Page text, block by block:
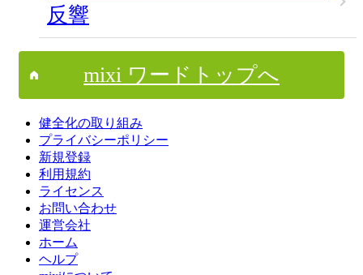
反響
mixi ワードトップへ
健全化の取り組み
プライバシーポリシー
新規登録
利用規約
ライセンス
お問い合わせ
運営会社
ホーム
ヘルプ